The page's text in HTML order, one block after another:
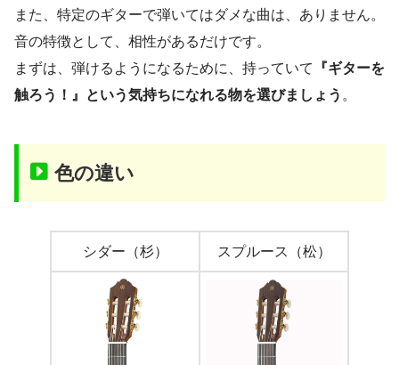
また、特定のギターで弾いてはダメな曲は、ありません。
音の特徴として、相性があるだけです。
まずは、弾けるようになるために、持っていて
『ギターを
触ろう！』という気持ちになれる物を選びましょう 。
色の違い
シダー（杉） スプルース（松）